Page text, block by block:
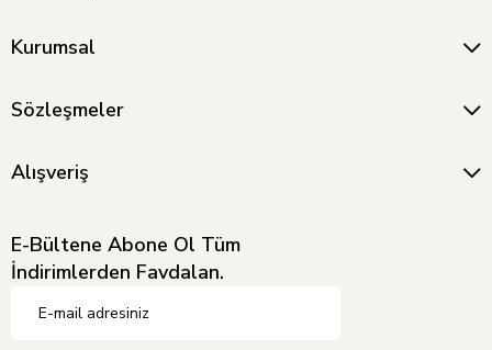
Kurumsal
Sözleşmeler
Alışveriş
E-Bültene Abone Ol Tüm
İndirimlerden Favdalan.